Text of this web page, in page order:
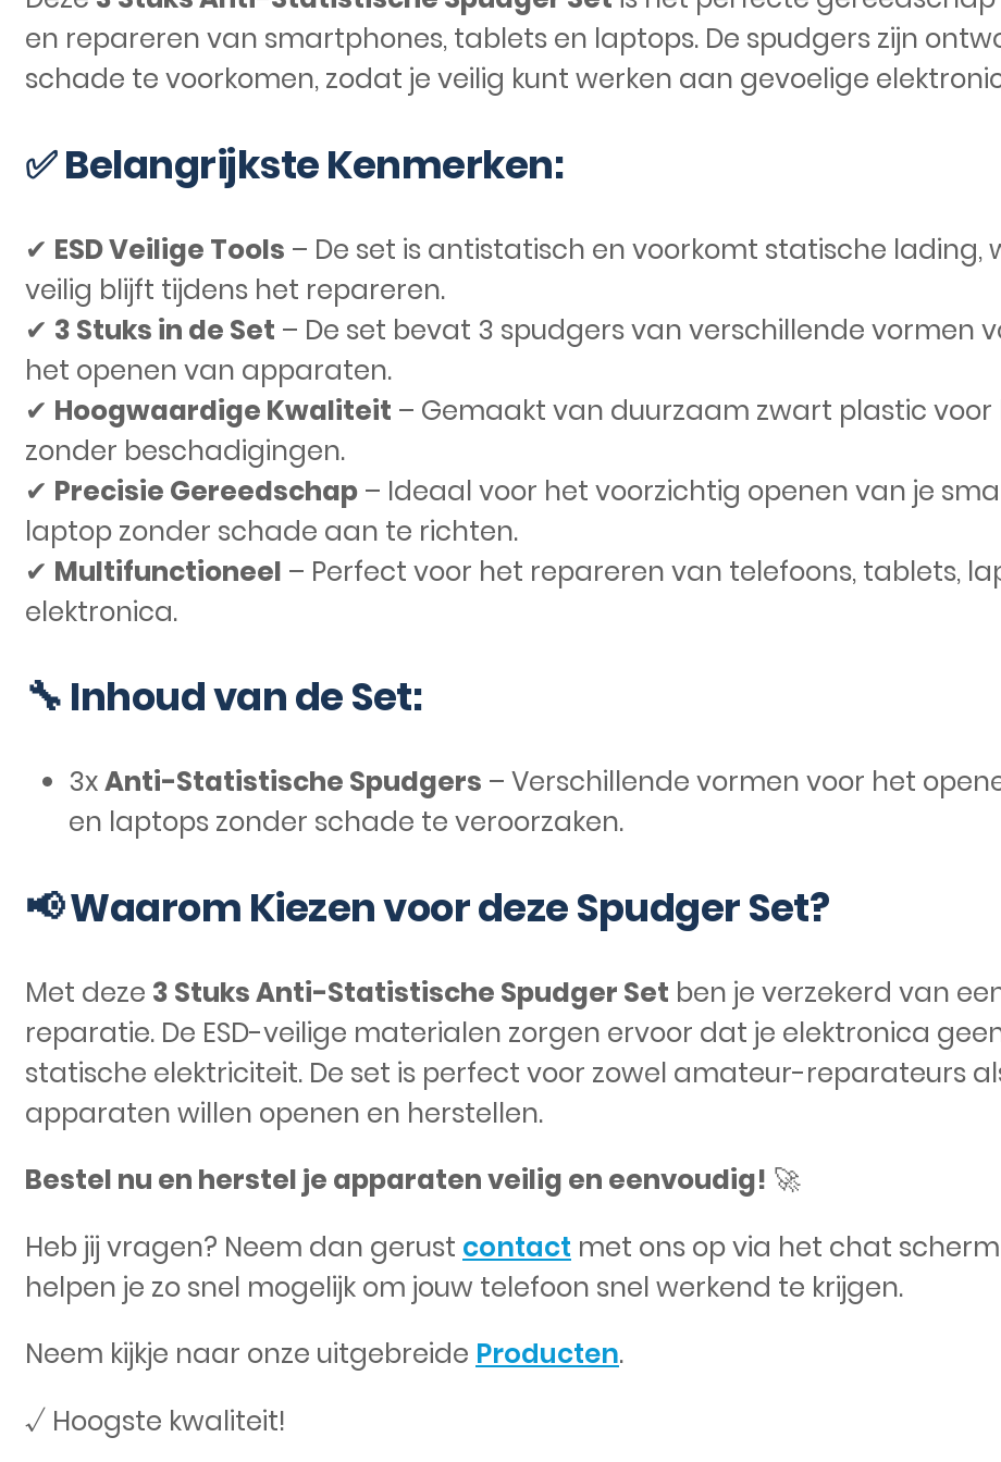
en repareren van smartphones, tablets en laptops. De spudgers zijn
schade te voorkomen, zodat je veilig kunt werken aan gevoelige
✅ Belangrijkste Kenmerken:
✔ ESD Veilige Tools – De set is antistatisch en voorkomt statische lading,
veilig blijft tijdens het repareren.
✔ 3 Stuks in de Set – De set bevat 3 spudgers van verschillende vormen
het openen van apparaten.
✔ Hoogwaardige Kwaliteit – Gemaakt van duurzaam zwart plastic
zonder beschadigingen.
✔ Precisie Gereedschap – Ideaal voor het voorzichtig openen van je
laptop zonder schade aan te richten.
✔ Multifunctioneel – Perfect voor het repareren van telefoons, tablets,
elektronica.
🔧 Inhoud van de Set:
3xAnti-Statistische Spudgers – Verschillende vormen voor het
en laptops zonder schade te veroorzaken.
📢 Waarom Kiezen voor deze Spudger Set?
Met deze 3 Stuks Anti-Statistische Spudger Set ben je verzekerd van
reparatie. De ESD-veilige materialen zorgen ervoor dat je elektronica
statische elektriciteit. De set is perfect voor zowel amateur-reparateurs
apparaten willen openen en herstellen.
Bestel nu en herstel je apparaten veilig en eenvoudig! 🚀
Heb jij vragen? Neem dan gerust contact met ons op via het chat
helpen je zo snel mogelijk om jouw telefoon snel werkend te krijgen.
Neem kijkje naar onze uitgebreide Producten.
√ Hoogste kwaliteit!